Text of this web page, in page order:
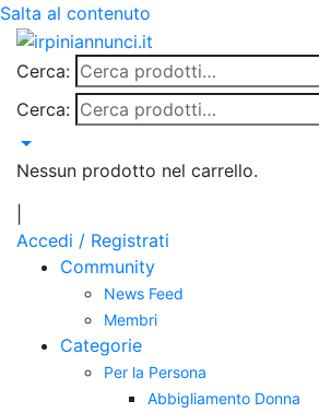
Salta al contenuto
Cerca:
Cerca:
Nessun prodotto nel carrello.
Accedi / Registrati
Community
News Feed
Membri
Categorie
Per la Persona
Abbigliamento Donna